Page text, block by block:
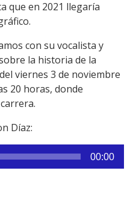
que en 2021 llegaría
con su vocalista y
la historia de la
viernes 3 de noviembre
20 horas, donde
Díaz:
00:00